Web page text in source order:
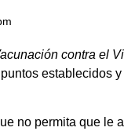
contra el
establecidos
no permita que le